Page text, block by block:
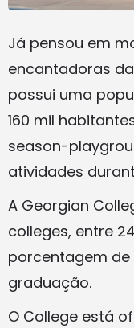
Já pensou em
encantadoras
possui uma
160 mil
season-
atividades
A Georgian
colleges, entre
porcentagem
graduação.
O College está